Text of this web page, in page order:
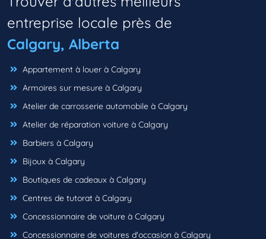
entreprise locale près de
Calgary, Alberta
Appartement à louer à Calgary
Armoires sur mesure à Calgary
Atelier de carrosserie automobile à Calgary
Atelier de réparation voiture à Calgary
Barbiers à Calgary
Bijoux à Calgary
Boutiques de cadeaux à Calgary
Centres de tutorat à Calgary
Concessionnaire de voiture à Calgary
Concessionnaire de voitures d'occasion à Calgary